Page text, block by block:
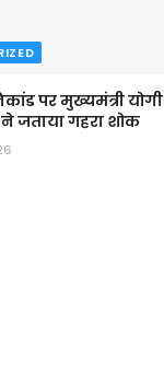
पर मुख्यमंत्री योगी
जताया गहरा शोक